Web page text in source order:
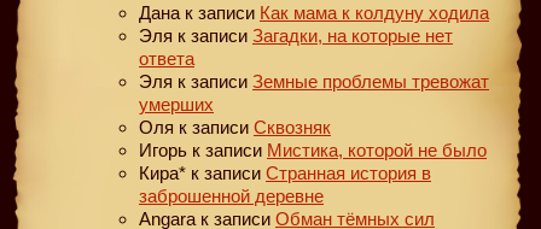
Дана к записи Как мама к колдуну ходила
Эля к записи Загадки, на которые нет
ответа
Эля к записи Земные проблемы тревожат
умерших
Оля к записи Сквозняк
Игорь к записи Мистика, которой не было
Кира* к записи Странная история в
заброшенной деревне
Angara к записи Обман тёмных сил